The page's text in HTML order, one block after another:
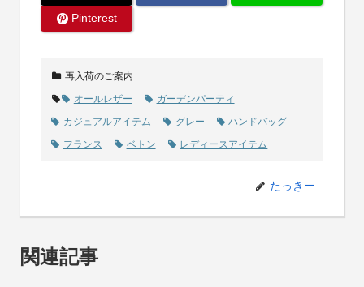
Pinterest
再入荷のご案内
オールレザー
ガーデンパーティ
カジュアルアイテム
グレー
ハンドバッグ
フランス
ベトン レディースアイテム
たっきー
関連記事